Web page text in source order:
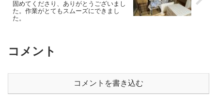
固めてくださり、ありがとうございまし
た。作業がとてもスムーズにできまし
た。
コメント
コメントを書き込む